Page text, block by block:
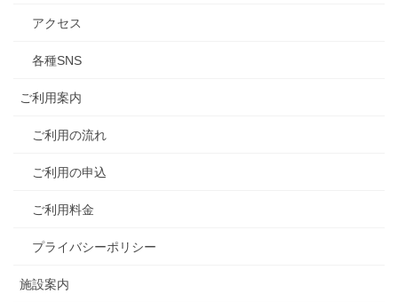
アクセス
各種SNS
ご利用案内
ご利用の流れ
ご利用の申込
ご利用料金
プライバシーポリシー
施設案内